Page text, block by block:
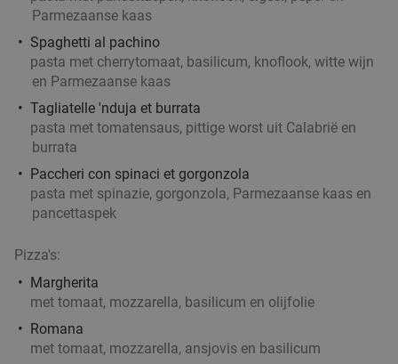
Parmezaanse kaas
Spaghetti al pachino
pasta met cherrytomaat, basilicum, knoflook, witte wijn
en Parmezaanse kaas
Tagliatelle 'nduja et burrata
pasta met tomatensaus, pittige worst uit Calabrië en
burrata
Paccheri con spinaci et gorgonzola
pasta met spinazie, gorgonzola, Parmezaanse kaas en
pancettaspek
Pizza's:
Margherita
met tomaat, mozzarella, basilicum en olijfolie
Romana
met tomaat, mozzarella, ansjovis en basilicum